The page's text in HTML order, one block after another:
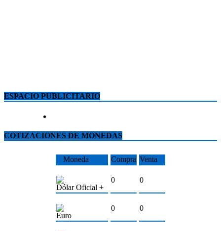
ESPACIO PUBLICITARIO
COTIZACIONES DE MONEDAS
Moneda Compra Venta
Dólar Oficial +
0 0
Euro
0 0